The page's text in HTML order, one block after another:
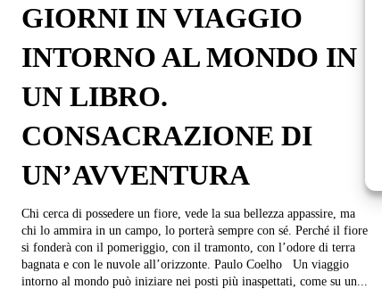
GIORNI IN VIAGGIO
INTORNO AL MONDO IN
UN LIBRO.
CONSACRAZIONE DI
UN’AVVENTURA
Chi cerca di possedere un fiore, vede la sua bellezza appassire, ma
chi lo ammira in un campo, lo porterà sempre con sé. Perché il fiore
si fonderà con il pomeriggio, con il tramonto, con l’odore di terra
bagnata e con le nuvole all’orizzonte. Paulo Coelho Un viaggio
intorno al mondo può iniziare nei posti più inaspettati, come su un...